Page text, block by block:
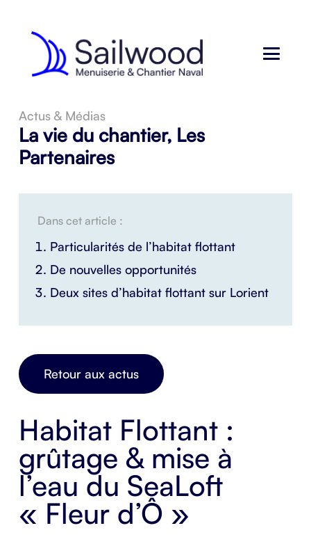
Actus & Médias
La vie du chantier, Les
Partenaires
Dans cet article :
Particularités de l’habitat flottant
De nouvelles opportunités
Deux sites d’habitat flottant sur Lorient
Retour aux actus
Habitat Flottant :
grûtage & mise à
l’eau du SeaLoft
« Fleur d’Ô »